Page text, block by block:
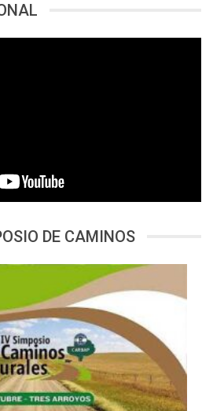
DE CAMINOS